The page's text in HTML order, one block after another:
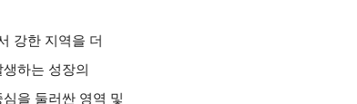
강한 지역을 더
하는 성장의
을 둘러싼 영역 및